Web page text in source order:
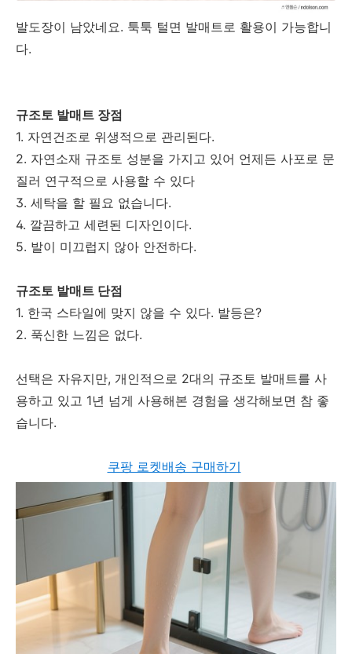
발도장이 남았네요. 툭툭 털면 발매트로 활용이 가능합니
다.
규조토 발매트 장점
1. 자연건조로 위생적으로 관리된다.
2. 자연소재 규조토 성분을 가지고 있어 언제든 사포로 문
질러 연구적으로 사용할 수 있다
3. 세탁을 할 필요 없습니다.
4. 깔끔하고 세련된 디자인이다.
5. 발이 미끄럽지 않아 안전하다.
규조토 발매트 단점
1. 한국 스타일에 맞지 않을 수 있다. 발등은?
2. 푹신한 느낌은 없다.
선택은 자유지만, 개인적으로 2대의 규조토 발매트를 사
용하고 있고 1년 넘게 사용해본 경험을 생각해보면 참 좋
습니다.
쿠팡 로켓배송 구매하기